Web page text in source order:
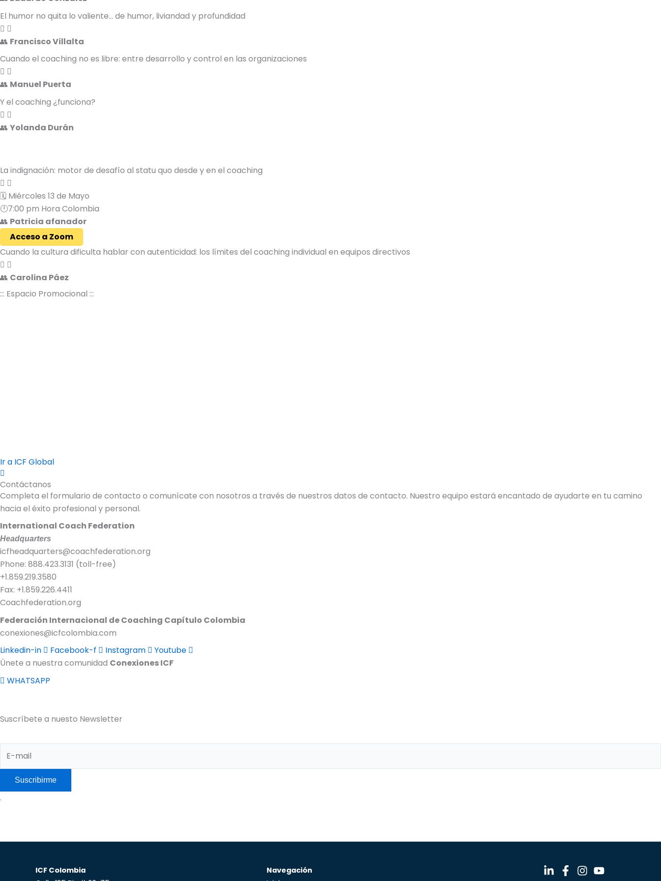
El humor no quita lo valiente… de humor, liviandad y profundidad
👥 Francisco Villalta
Cuando el coaching no es libre: entre desarrollo y control en las organizaciones
👥 Manuel Puerta
Y el coaching ¿funciona?
👥 Yolanda Durán
La indignación: motor de desafío al statu quo desde y en el coaching
🗓️ Miércoles 13 de Mayo
🕛7:00 pm Hora Colombia
👥 Patricia afanador
Acceso a Zoom
Cuando la cultura dificulta hablar con autenticidad: los límites del coaching individual en equipos directivos
👥 Carolina Páez
::: Espacio Promocional :::
Ir a ICF Global
Contáctanos
Completa el formulario de contacto o comunícate con nosotros a través de nuestros datos de contacto. Nuestro equipo estará encantado de ayudarte en tu camino
hacia el éxito profesional y personal.
International Coach Federation
Headquarters
icfheadquarters@coachfederation.org
Phone: 888.423.3131 (toll-free)
+1.859.219.3580
Fax: +1.859.226.4411
Coachfederation.org
Federación Internacional de Coaching Capítulo Colombia
conexiones@icfcolombia.com
Linkedin-in
Facebook-f Instagram
Youtube
Únete a nuestra comunidad Conexiones ICF
WHATSAPP
Suscríbete a nuesto Newsletter
.
ICF Colombia
Navegación